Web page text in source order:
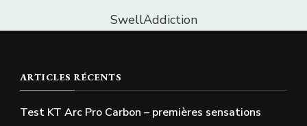
SwellAddiction
ARTICLES RÉCENTS
Test KT Arc Pro Carbon – premières sensations